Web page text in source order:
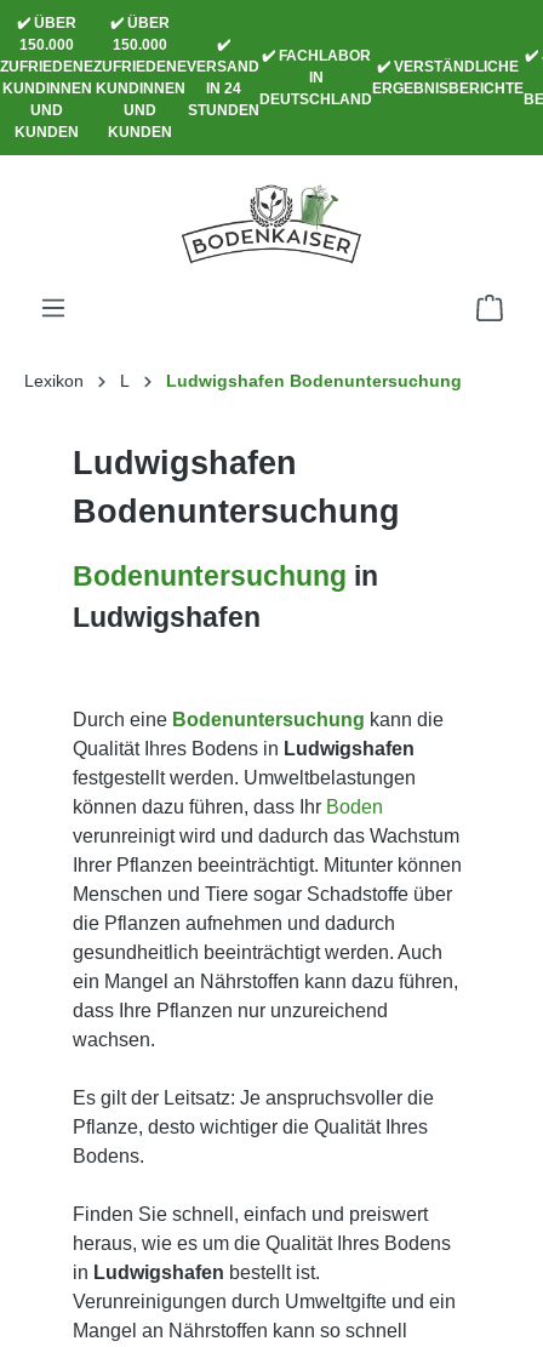
springen
✔️ ÜBER
150.000
ZUFRIEDENE
KUNDINNEN
UND
KUNDEN
✔️ ÜBER
150.000
ZUFRIEDENE
KUNDINNEN
UND
KUNDEN
✔️
VERSAND
IN 24
STUNDEN
✔️ FACHLABOR
IN
DEUTSCHLAND
✔️ VERSTÄNDLICHE
ERGEBNISBERICHTE
✔️
Lexikon L Ludwigshafen Bodenuntersuchung
Ludwigshafen
Bodenuntersuchung
Bodenuntersuchung in
Ludwigshafen
Durch eine Bodenuntersuchung kann die
Qualität Ihres Bodens in Ludwigshafen
festgestellt werden. Umweltbelastungen
können dazu führen, dass Ihr Boden
verunreinigt wird und dadurch das Wachstum
Ihrer Pflanzen beeinträchtigt. Mitunter können
Menschen und Tiere sogar Schadstoffe über
die Pflanzen aufnehmen und dadurch
gesundheitlich beeinträchtigt werden. Auch
ein Mangel an Nährstoffen kann dazu führen,
dass Ihre Pflanzen nur unzureichend
wachsen.
Es gilt der Leitsatz: Je anspruchsvoller die
Pflanze, desto wichtiger die Qualität Ihres
Bodens.
Finden Sie schnell, einfach und preiswert
heraus, wie es um die Qualität Ihres Bodens
in Ludwigshafen bestellt ist.
Verunreinigungen durch Umweltgifte und ein
Mangel an Nährstoffen kann so schnell